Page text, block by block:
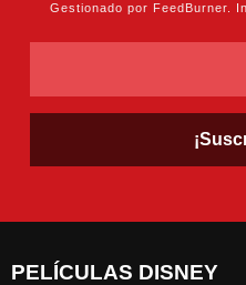
Gestionado por FeedBurner.
PELÍCULAS DISNEY